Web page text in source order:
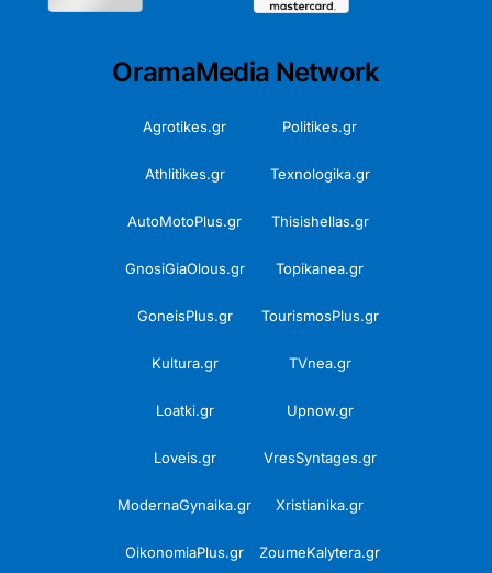
OramaMedia Network
Agrotikes.gr Politikes.gr
Athlitikes.gr Texnologika.gr
AutoMotoPlus.gr Thisishellas.gr
GnosiGiaOlous.gr Topikanea.gr
GoneisPlus.gr TourismosPlus.gr
Kultura.gr TVnea.gr
Loatki.gr Upnow.gr
Loveis.gr VresSyntages.gr
ModernaGynaika.gr Xristianika.gr
OikonomiaPlus.gr ZoumeKalytera.gr